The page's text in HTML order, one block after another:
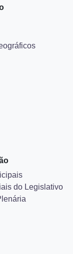
do Legislativo